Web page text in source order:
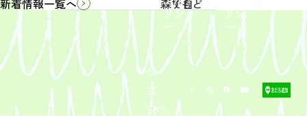
リシ
ー
リシ
ー
公
式
SNS
新着情報一覧へ
然体
験！」
募集を
開始し
まし
そ
う！」
活動レ
ポート
を掲載
しまし
た。